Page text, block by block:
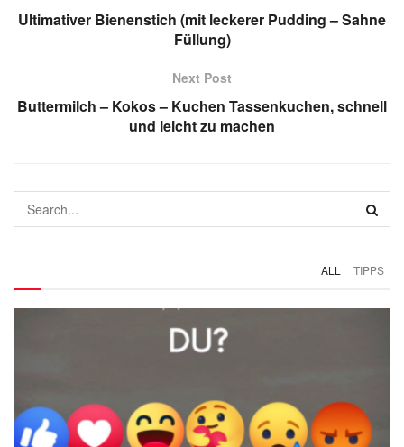
Ultimativer Bienenstich (mit leckerer Pudding – Sahne
Füllung)
Next Post
Buttermilch – Kokos – Kuchen Tassenkuchen, schnell
und leicht zu machen
ALL TIPPS